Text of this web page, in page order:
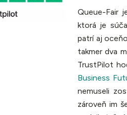
Queue-Fair
ktorá je
patrí aj
takmer dva
TrustPilot
Business
nemuseli
zároveň im